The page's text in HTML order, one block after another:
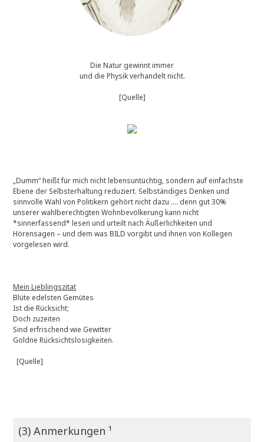
Die Natur gewinnt immer
und die Physik verhandelt nicht.
[Quelle]
„Dumm“ heißt für mich nicht lebensuntüchtig, sondern auf einfachste
Ebene der Selbsterhaltung reduziert. Selbständiges Denken und
sinnvolle Wahl von Politikern gehört nicht dazu …. denn gut 30%
unserer wahlberechtigten Wohnbevölkerung kann nicht
*sinnerfassend* lesen und urteilt nach Äußerlichkeiten und
Hörensagen – und dem was BILD vorgibt und ihnen von Kollegen
vorgelesen wird.
Mein Lieblingszitat
Blüte edelsten Gemütes
Ist die Rücksicht;
Doch zuzeiten
Sind erfrischend wie Gewitter
Goldne Rücksichtslosigkeiten.
[Quelle]
(3) Anmerkungen ¹